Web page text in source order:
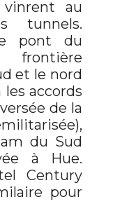
vinrent au
tunnels.
pont du
frontière
et le nord
les accords
de la
du Sud
à Hue.
Century
pour